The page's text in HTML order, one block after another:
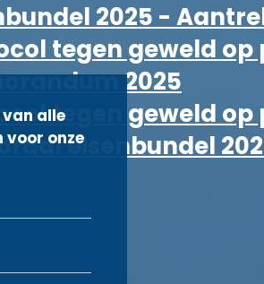
2025 -
tegen geweld
2025
tegen geweld
eisenbundel
alle
voor onze